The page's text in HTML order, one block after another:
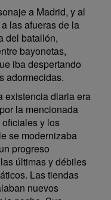
a Madrid, y al
las afueras de la
del batallón,
bayonetas,
iba despertando
adormecidas.
existencia diaria era
la mencionada
y los
se modernizaba
progreso
últimas y débiles
Las tiendas
nuevos